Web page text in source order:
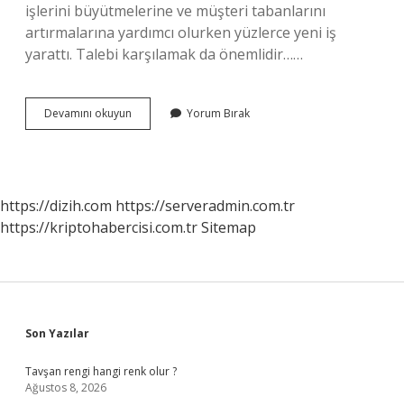
işlerini büyütmelerine ve müşteri tabanlarını
artırmalarına yardımcı olurken yüzlerce yeni iş
yarattı. Talebi karşılamak da önemlidir……
Devamını okuyun Amazon
Türkiye
Yorum Bırak
https://dizih.com https://serveradmin.com.tr
https://kriptohabercisi.com.trSitemap
Sidebar
Son Yazılar
Tavşan rengi hangi renk olur ?
Ağustos 8, 2026